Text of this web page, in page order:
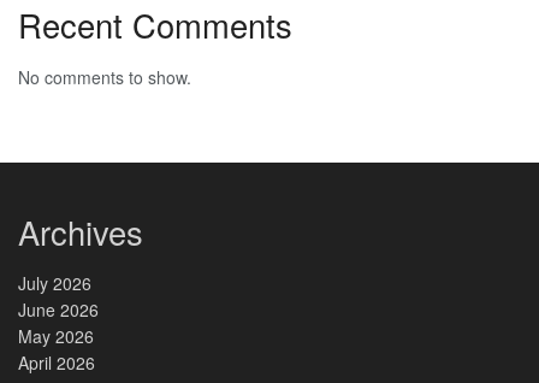
Recent Comments
No comments to show.
Archives
July 2026
June 2026
May 2026
April 2026